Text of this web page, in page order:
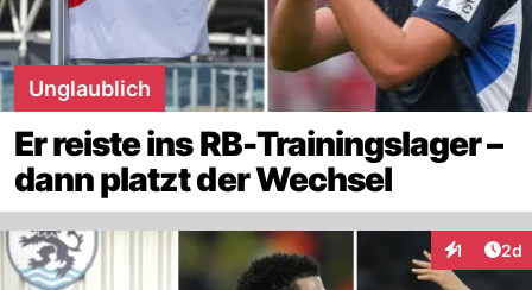
Unglaublich
Er reiste ins RB-Trainingslager –
dann platzt der Wechsel
1 2d